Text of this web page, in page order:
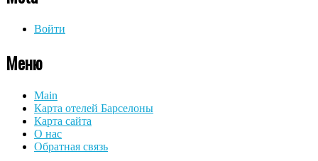
Войти
Меню
Main
Карта отелей Барселоны
Карта сайта
О нас
Обратная связь